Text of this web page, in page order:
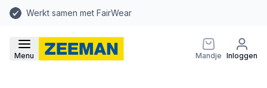
Werkt samen met FairWear
Menu Mandje Inloggen